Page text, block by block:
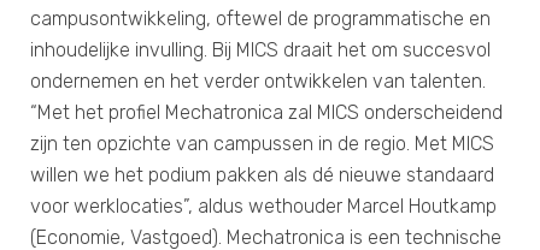
campusontwikkeling, oftewel de programmatische en
inhoudelijke invulling. Bij MICS draait het om succesvol
ondernemen en het verder ontwikkelen van talenten.
“Met het profiel Mechatronica zal MICS onderscheidend
zijn ten opzichte van campussen in de regio. Met MICS
willen we het podium pakken als dé nieuwe standaard
voor werklocaties”, aldus wethouder Marcel Houtkamp
(Economie, Vastgoed). Mechatronica is een technische